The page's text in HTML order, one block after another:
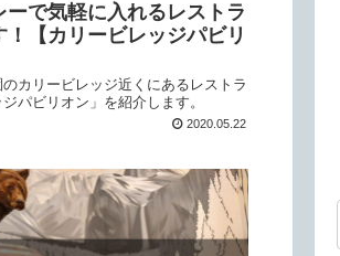
ーで気軽に入れるレストラ
！【カリービレッジパビリ
カリービレッジ近くにあるレストラ
パビリオン」を紹介します。
2020.05.22